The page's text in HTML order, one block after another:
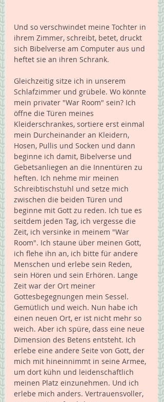
Und so verschwindet meine Tochter in
ihrem Zimmer, schreibt, betet, druckt
sich Bibelverse am Computer aus und
heftet sie an ihren Schrank.
Gleichzeitig sitze ich in unserem
Schlafzimmer und grübele. Wo könnte
mein privater "War Room" sein? Ich
öffne die Türen meines
Kleiderschrankes, sortiere erst einmal
mein Durcheinander an Kleidern,
Hosen, Pullis und Socken und dann
beginne ich damit, Bibelverse und
Gebetsanliegen an die Innentüren zu
heften. Ich nehme mir meinen
Schreibtischstuhl und setze mich
zwischen die beiden Türen und
beginne mit Gott zu reden. Ich tue es
seitdem jeden Tag, ich vergesse die
Zeit, ich versinke in meinem "War
Room". Ich staune über meinen Gott,
ich flehe ihn an, ich bitte für andere
Menschen und erlebe sein Reden,
sein Hören und sein Erhören. Lange
Zeit war der Ort meiner
Gottesbegegnungen mein Sessel.
Gemütlich und weich. Nun habe ich
einen neuen Ort, er ist nicht mehr so
weich. Aber ich spüre, dass eine neue
Dimension des Betens entsteht. Ich
erlebe eine andere Seite von Gott, der
mich mit hineinnimmt in seine Armee,
um dort kühn und leidenschaftlich
meinen Platz einzunehmen. Und ich
erlebe mich anders. Vertrauensvoller,